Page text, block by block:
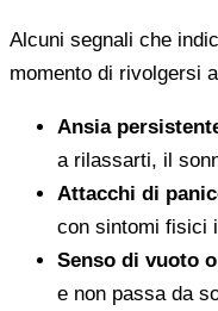
Alcuni segnali che
momento di rivolgersi
Ansia
a rilassarti, il
Attacchi di
con sintomi fisici
Senso di vuoto
e non passa da